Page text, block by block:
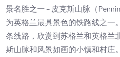
景名胜之一 – 皮克斯山脉（
为英格兰最具景色的铁路线之一
条线路，欣赏到苏格兰和英格兰
斯山脉和风景如画的小镇和村庄